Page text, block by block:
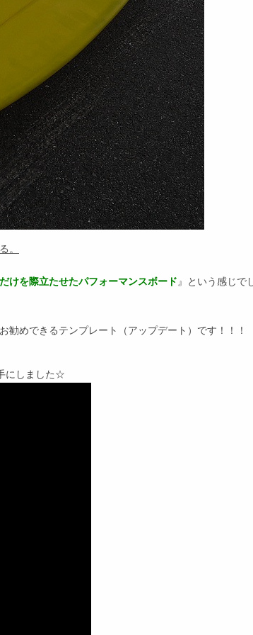
。
けを際立たせたパフォーマンスボード』という感じで
勧めできるテンプレート（アップデート）です！！！
にしました☆